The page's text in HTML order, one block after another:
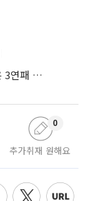
젠지, 풀세트 끝 한화생명 제압⋯한화생명은 3연패 수렁
추가취재 원해요
0